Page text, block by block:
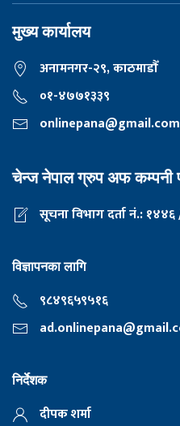
मुख्य कार्यालय
अनामनगर-२९, काठमाडाैँ
०१-४७७१३३९
onlinepana@gmail.com
चेन्ज नेपाल ग्रुप अफ कम्पनी
सूचना विभाग दर्ता नं.:
विज्ञापनका लागि
९८४९६५९५१६
निर्देशक
दीपक शर्मा